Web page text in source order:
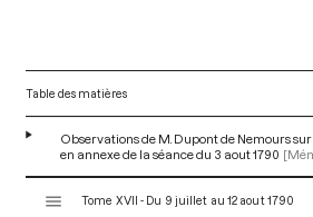
Table des matières
Observations de M. Dupont de Nemours
en annexe de la séance du 3 aout 1790
Tome XVII - Du 9 juillet au 12 aout 1790